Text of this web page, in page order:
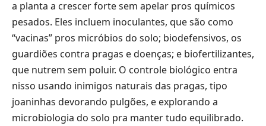
a planta a crescer forte sem apelar pros químicos
pesados. Eles incluem inoculantes, que são como
“vacinas” pros micróbios do solo; biodefensivos, os
guardiões contra pragas e doenças; e biofertilizantes,
que nutrem sem poluir. O controle biológico entra
nisso usando inimigos naturais das pragas, tipo
joaninhas devorando pulgões, e explorando a
microbiologia do solo pra manter tudo equilibrado.